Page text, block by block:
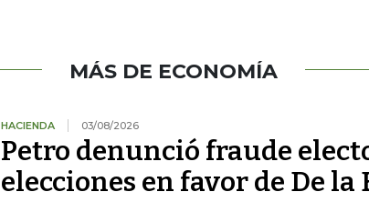
MÁS DE ECONOMÍA
HACIENDA 03/08/2026
Petro denunció fraude
elecciones en favor de De la